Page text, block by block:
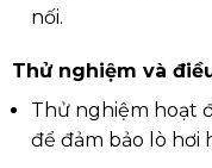
nối.
Thử nghiệm và
Thử nghiệm hoạt
để đảm bảo lò hơi